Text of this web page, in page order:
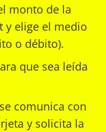
monto de la
y elige el medio
o débito).
que sea leída
comunica con
y solicita la